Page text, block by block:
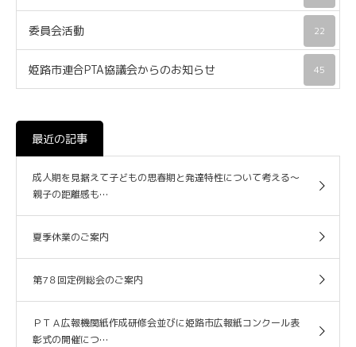
委員会活動 22
姫路市連合PTA協議会からのお知らせ 45
最近の記事
成人期を見据えて子どもの思春期と発達特性について考える～
親子の距離感も…
夏季休業のご案内
第7８回定例総会のご案内
ＰＴＡ広報機関紙作成研修会並びに姫路市広報紙コンクール表
彰式の開催につ…